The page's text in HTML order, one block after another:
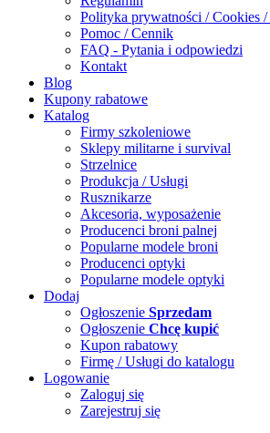
Polityka prywatności / Cookies
Pomoc / Cennik
FAQ - Pytania i odpowiedzi
Kontakt
Blog
Kupony rabatowe
Katalog
Firmy szkoleniowe
Sklepy militarne i survival
Strzelnice
Produkcja / Usługi
Rusznikarze
Akcesoria, wyposażenie
Producenci broni palnej
Popularne modele broni
Producenci optyki
Popularne modele optyki
Dodaj
Ogłoszenie Sprzedam
Ogłoszenie Chcę kupić
Kupon rabatowy
Firmę / Usługi do katalogu
Logowanie
Zaloguj się
Zarejestruj się